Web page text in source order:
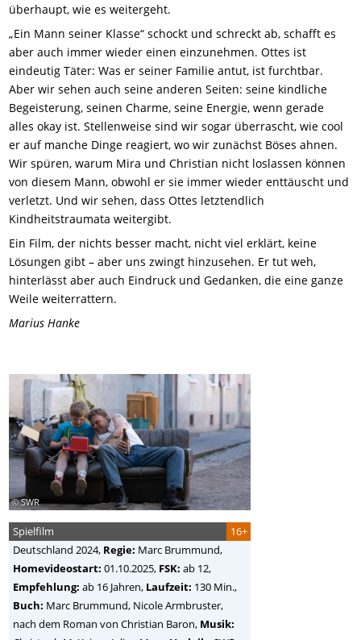
überhaupt, wie es weitergeht.
„Ein Mann seiner Klasse“ schockt und schreckt ab, schafft es
aber auch immer wieder einen einzunehmen. Ottes ist
eindeutig Täter: Was er seiner Familie antut, ist furchtbar.
Aber wir sehen auch seine anderen Seiten: seine kindliche
Begeisterung, seinen Charme, seine Energie, wenn gerade
alles okay ist. Stellenweise sind wir sogar überrascht, wie cool
er auf manche Dinge reagiert, wo wir zunächst Böses ahnen.
Wir spüren, warum Mira und Christian nicht loslassen können
von diesem Mann, obwohl er sie immer wieder enttäuscht und
verletzt. Und wir sehen, dass Ottes letztendlich
Kindheitstraumata weitergibt.
Ein Film, der nichts besser macht, nicht viel erklärt, keine
Lösungen gibt – aber uns zwingt hinzusehen. Er tut weh,
hinterlässt aber auch Eindruck und Gedanken, die eine ganze
Weile weiterrattern.
Marius Hanke
© SWR
16+
Spielfilm
Deutschland 2024, Regie: Marc Brummund,
Homevideostart: 01.10.2025, FSK: ab 12,
Empfehlung: ab 16 Jahren, Laufzeit: 130 Min.,
Buch: Marc Brummund, Nicole Armbruster,
nach dem Roman von Christian Baron, Musik: